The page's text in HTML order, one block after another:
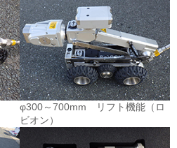
φ300～700mm リフト機能 （ロ
ビオン）